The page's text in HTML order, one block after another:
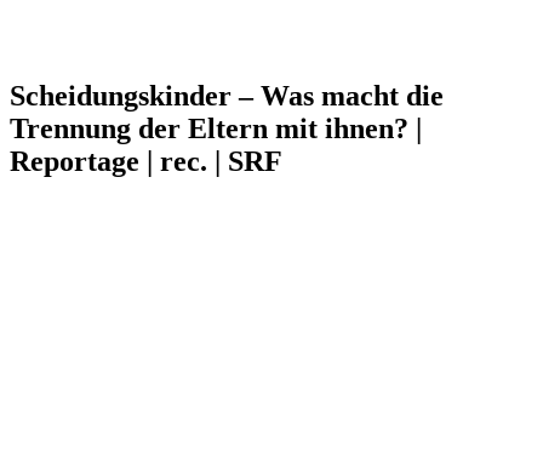
Scheidungskinder – Was macht die
Trennung der Eltern mit ihnen? |
Reportage | rec. | SRF